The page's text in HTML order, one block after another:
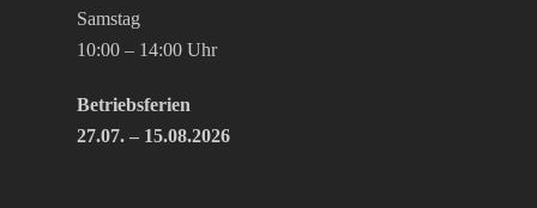
Samstag
10:00 – 14:00 Uhr
Betriebsferien
27.07. – 15.08.2026